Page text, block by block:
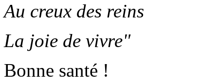
Au creux des reins
La joie de vivre"
Bonne santé !